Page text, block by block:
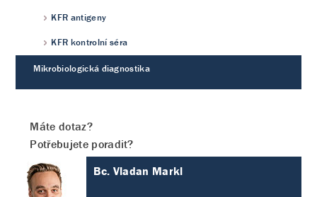
KFR antigeny
KFR kontrolní séra
Mikrobiologická diagnostika
Máte dotaz?
Potřebujete poradit?
Bc. Vladan Markl